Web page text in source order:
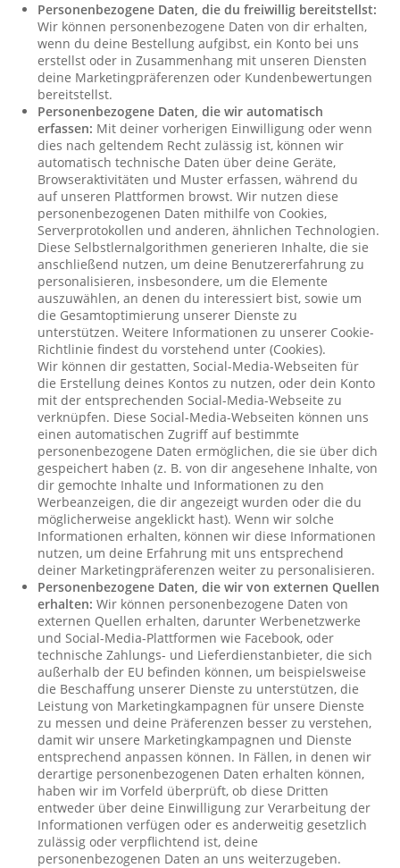
Personenbezogene Daten, die du freiwillig bereitstellst:
Wir können personenbezogene Daten von dir erhalten,
wenn du deine Bestellung aufgibst, ein Konto bei uns
erstellst oder in Zusammenhang mit unseren Diensten
deine Marketingpräferenzen oder Kundenbewertungen
bereitstellst.
Personenbezogene Daten, die wir automatisch
erfassen: Mit deiner vorherigen Einwilligung oder wenn
dies nach geltendem Recht zulässig ist, können wir
automatisch technische Daten über deine Geräte,
Browseraktivitäten und Muster erfassen, während du
auf unseren Plattformen browst. Wir nutzen diese
personenbezogenen Daten mithilfe von Cookies,
Serverprotokollen und anderen, ähnlichen Technologien.
Diese Selbstlernalgorithmen generieren Inhalte, die sie
anschließend nutzen, um deine Benutzererfahrung zu
personalisieren, insbesondere, um die Elemente
auszuwählen, an denen du interessiert bist, sowie um
die Gesamtoptimierung unserer Dienste zu
unterstützen. Weitere Informationen zu unserer Cookie-
Richtlinie findest du vorstehend unter (Cookies).
Wir können dir gestatten, Social-Media-Webseiten für
die Erstellung deines Kontos zu nutzen, oder dein Konto
mit der entsprechenden Social-Media-Webseite zu
verknüpfen. Diese Social-Media-Webseiten können uns
einen automatischen Zugriff auf bestimmte
personenbezogene Daten ermöglichen, die sie über dich
gespeichert haben (z. B. von dir angesehene Inhalte, von
dir gemochte Inhalte und Informationen zu den
Werbeanzeigen, die dir angezeigt wurden oder die du
möglicherweise angeklickt hast). Wenn wir solche
Informationen erhalten, können wir diese Informationen
nutzen, um deine Erfahrung mit uns entsprechend
deiner Marketingpräferenzen weiter zu personalisieren.
Personenbezogene Daten, die wir von externen Quellen
erhalten: Wir können personenbezogene Daten von
externen Quellen erhalten, darunter Werbenetzwerke
und Social-Media-Plattformen wie Facebook, oder
technische Zahlungs- und Lieferdienstanbieter, die sich
außerhalb der EU befinden können, um beispielsweise
die Beschaffung unserer Dienste zu unterstützen, die
Leistung von Marketingkampagnen für unsere Dienste
zu messen und deine Präferenzen besser zu verstehen,
damit wir unsere Marketingkampagnen und Dienste
entsprechend anpassen können. In Fällen, in denen wir
derartige personenbezogenen Daten erhalten können,
haben wir im Vorfeld überprüft, ob diese Dritten
entweder über deine Einwilligung zur Verarbeitung der
Informationen verfügen oder es anderweitig gesetzlich
zulässig oder verpflichtend ist, deine
personenbezogenen Daten an uns weiterzugeben.